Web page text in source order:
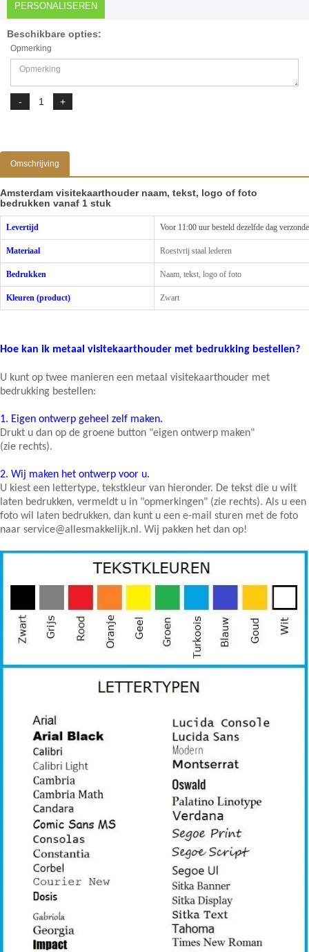
PERSONALISEREN
Beschikbare opties:
Opmerking
Omschrijving
Amsterdam visitekaarthouder naam, tekst, logo of foto
bedrukken vanaf 1 stuk
Levertijd Voor 11:00 uur besteld dezelfde dag
Materiaal Roestvrij staal lederen
Bedrukken Naam, tekst, logo of foto
Kleuren (product) Zwart
Hoe kan ik metaal visitekaarthouder met bedrukking bestellen?
U kunt op twee manieren een metaal visitekaarthouder met
bedrukking bestellen:
1. Eigen ontwerp geheel zelf maken.
Drukt u dan op de groene button "eigen ontwerp maken"
(zie rechts).
2. Wij maken het ontwerp voor u.
U kiest een lettertype, tekstkleur van hieronder. De tekst die u wilt
laten bedrukken, vermeldt u in "opmerkingen" (zie rechts). Als u een
foto wil laten bedrukken, dan kunt u een e-mail sturen met de foto
naar service@allesmakkelijk.nl. Wij pakken het dan op!